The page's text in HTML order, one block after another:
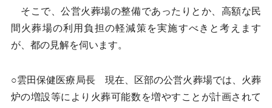
そこで、公営火葬場の整備であったりとか、高額な民
間火葬場の利用負担の軽減策を実施すべきと考えます
が、都の見解を伺います。
○雲田保健医療局長 現在、区部の公営火葬場では、火葬
炉の増設等により火葬可能数を増やすことが計画されて